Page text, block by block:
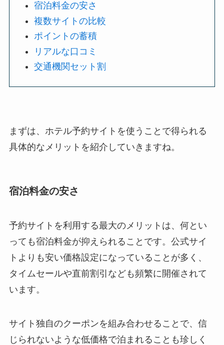
宿泊料金の安さ
複数サイトの比較
ポイントの蓄積
リアルな口コミ
交通機関セット割
まずは、ホテル予約サイトを使うことで得られる
具体的なメリットを紹介していきますね。
宿泊料金の安さ
予約サイトを利用する最大のメリットは、何とい
っても宿泊料金が抑えられることです。公式サイ
トよりも安い価格設定になっていることが多く、
タイムセールや直前割引なども頻繁に開催されて
います。
サイト独自のクーポンを組み合わせることで、信
じられないような低価格で泊まれることも珍しく